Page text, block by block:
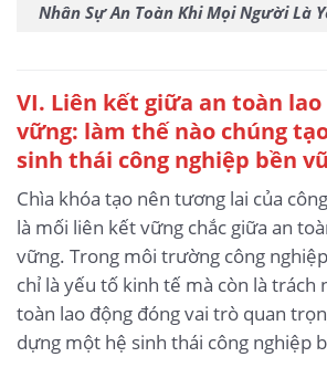
Nhân Sự An Toàn Khi Mọi Người Là
VI. Liên kết giữa an toàn lao
vững: làm thế nào chúng
sinh thái công nghiệp bền
Chìa khóa tạo nên tương lai của
là mối liên kết vững chắc giữa an
vững. Trong môi trường công
chỉ là yếu tố kinh tế mà còn là trách
toàn lao động đóng vai trò quan
dựng một hệ sinh thái công nghiệp